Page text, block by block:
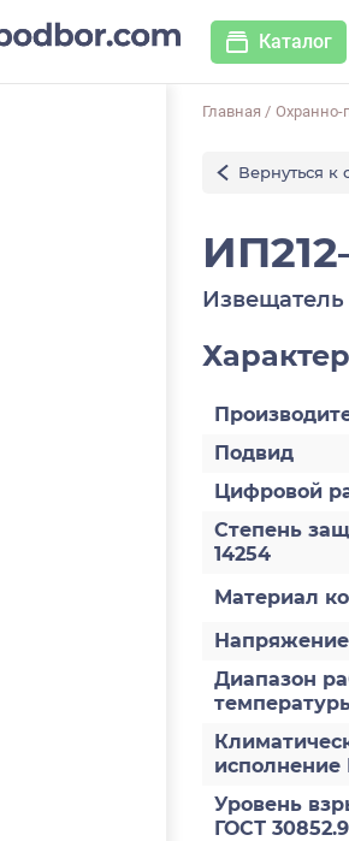
Каталог
Главная / Охранно-
Вернуться к
Подвид
Цифровой
Степень
14254
Материал
Диапазон
исполнение
Уровень
ГОСТ 30852.9